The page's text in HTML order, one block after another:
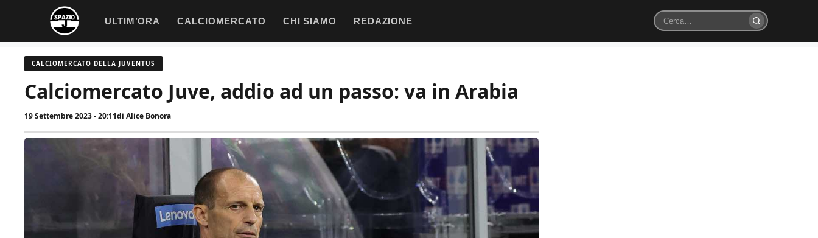
contenuto
ULTIM’ORA CALCIOMERCATO CHI SIAMO REDAZIONE
Cerca
CALCIOMERCATO DELLA JUVENTUS
Calciomercato Juve, addio ad un passo: va in Arabia
19 Settembre 2023 - 20:11di Alice Bonora